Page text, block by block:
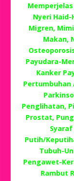
Nyeri
Migren,
Makan,
Payudara-
Kanker
Pertumbuhan
Penglihatan,
Prostat,
Putih/
Tubuh-
Pengawet-
Rambut